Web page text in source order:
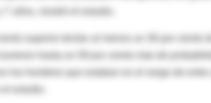
superior tenían al menos un 36 por
los hombres que estaban en el rango de
estudio.